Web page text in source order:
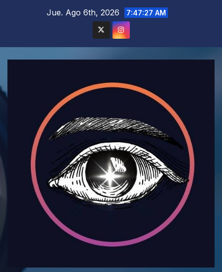
Jue. Ago 6th, 2026 7:47:28 AM